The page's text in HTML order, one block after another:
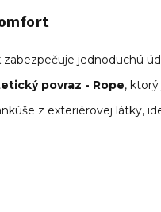
zabezpečuje jednoduchú
povraz - Rope,
z exteriérovej látky,